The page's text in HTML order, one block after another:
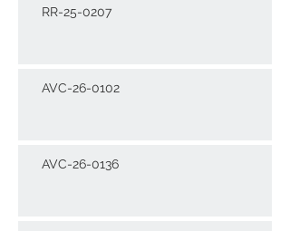
RR-25-0207
AVC-26-0102
AVC-26-0136